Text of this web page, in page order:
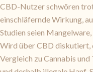
CBD-Nutzer schwören
einschläfernde Wirkung,
Studien seien
Wird über CBD diskutiert,
Vergleich zu Cannabis